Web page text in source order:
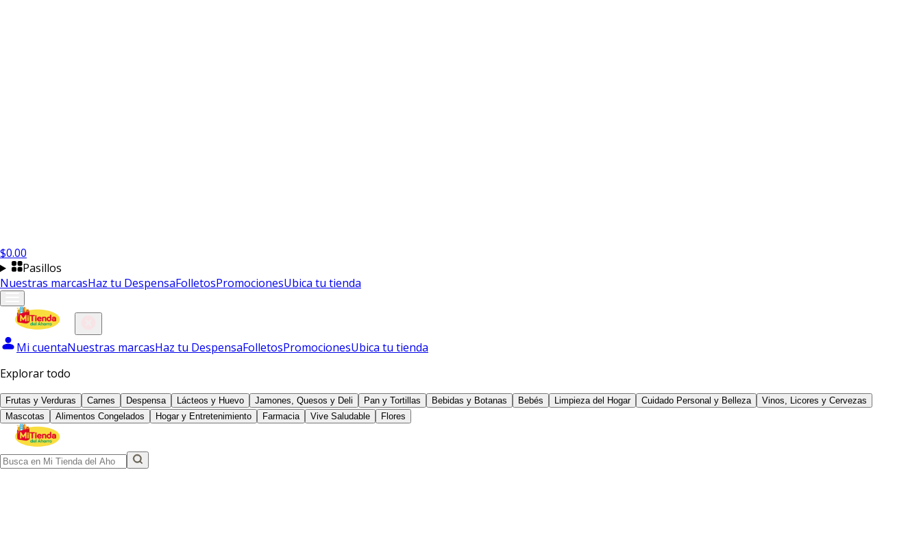
$0.00
Pasillos
Nuestras marcasHaz tu DespensaFolletosPromocionesUbica tu tienda
Mi cuentaNuestras marcasHaz tu DespensaFolletosPromocionesUbica tu tienda
Explorar todo
Frutas y Verduras Carnes Despensa Lácteos y Huevo Jamones, Quesos y Deli Pan y Tortillas Bebidas y Botanas Bebés Limpieza del Hogar Cuidado Personal y Belleza
Vinos, Licores y Cervezas
Mascotas
Alimentos Congelados Hogar y Entretenimiento Farmacia Vive Saludable Flores